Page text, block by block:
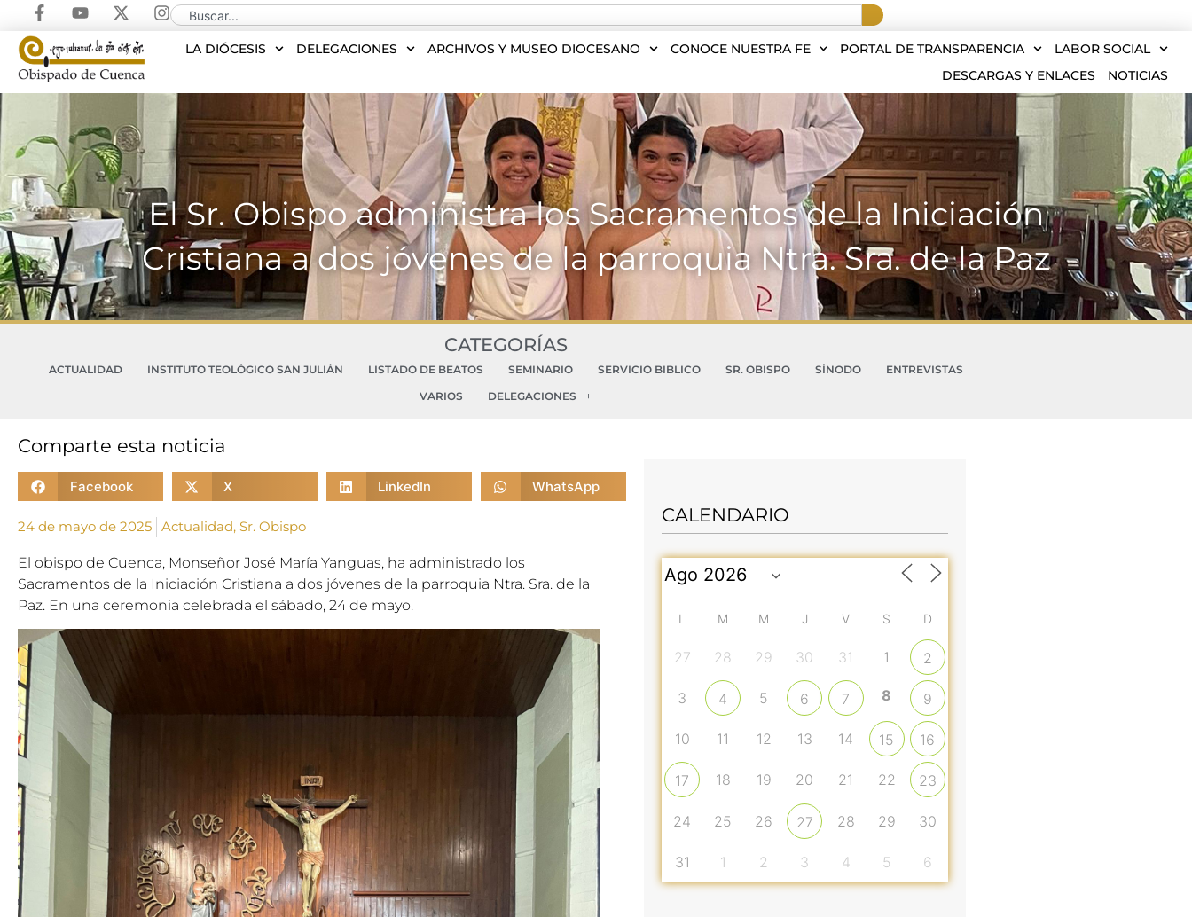
LA DIÓCESIS DELEGACIONES ARCHIVOS Y MUSEO DIOCESANO CONOCE NUESTRA FE PORTAL DE TRANSPARENCIA
LABOR SOCIAL
DESCARGAS Y ENLACES
NOTICIAS
El Sr. Obispo administra los Sacramentos de la Iniciación
Cristiana a dos jóvenes de la parroquia Ntra. Sra. de la Paz
CATEGORÍAS
ACTUALIDAD INSTITUTO TEOLÓGICO SAN JULIÁN LISTADO DE BEATOS SEMINARIO SERVICIO BIBLICO SR. OBISPO SÍNODO
ENTREVISTAS
VARIOS
DELEGACIONES
Comparte esta noticia
Facebook X LinkedIn WhatsApp
24 de mayo de 2025 Actualidad, Sr. Obispo
El obispo de Cuenca, Monseñor José María Yanguas, ha administrado los
Sacramentos de la Iniciación Cristiana a dos jóvenes de la parroquia Ntra. Sra. de la
Paz. En una ceremonia celebrada el sábado, 24 de mayo.
CALENDARIO
L M M J V S D
27 28 29 30 31 1 2
3 4 5 6 7 8 9
10 11 12 13 14 15 16
17 18 19 20 21 22 23
24 25 26 27 28 29 30
31 1 2 3 4 5 6